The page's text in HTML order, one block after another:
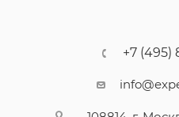
+7 (495)